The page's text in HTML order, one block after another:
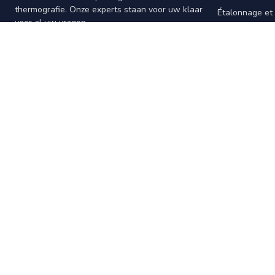
thermografie. Onze experts staan voor uw klaar
voor al uw vragen.
Étalonnage et